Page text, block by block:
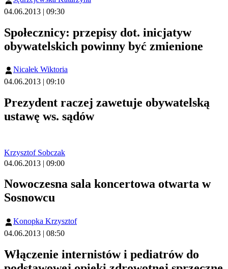
04.06.2013 | 09:30
Społecznicy: przepisy dot. inicjatyw
obywatelskich powinny być zmienione
Nicałek Wiktoria
04.06.2013 | 09:10
Prezydent raczej zawetuje obywatelską
ustawę ws. sądów
Krzysztof Sobczak
04.06.2013 | 09:00
Nowoczesna sala koncertowa otwarta w
Sosnowcu
Konopka Krzysztof
04.06.2013 | 08:50
Włączenie internistów i pediatrów do